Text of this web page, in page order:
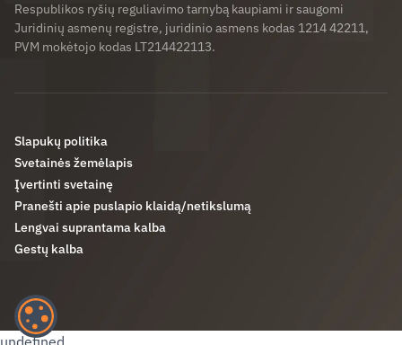
Respublikos ryšių reguliavimo tarnybą kaupiami ir saugomi
Juridinių asmenų registre, juridinio asmens kodas 1214 42211,
PVM mokėtojo kodas LT214422113.
Slapukų politika
Svetainės žemėlapis
Įvertinti svetainę
Pranešti apie puslapio klaidą/netikslumą
Lengvai suprantama kalba
Gestų kalba
undefined